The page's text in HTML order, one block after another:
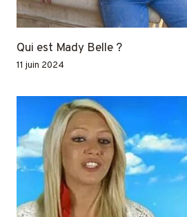
Qui est Mady Belle ?
11 juin 2024